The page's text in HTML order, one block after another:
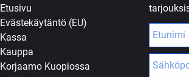
Etusivu
Evästekäytäntö (EU)
Kassa
Kauppa
Korjaamo Kuopiossa